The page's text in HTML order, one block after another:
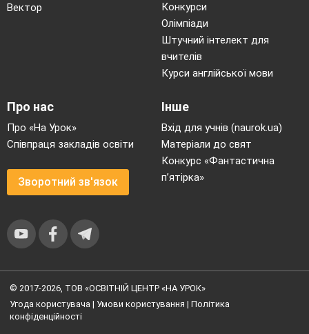
Вектор
Конкурси
Олімпіади
Штучний інтелект для
вчителів
Курси англійської мови
Про нас
Про «На Урок»
Співпраця закладів освіти
Зворотний зв'язок
Інше
Вхід для учнів (naurok.ua)
Матеріали до свят
Конкурс «Фантастична
п’ятірка»
© 2017-2026, ТОВ «ОСВІТНІЙ ЦЕНТР «НА УРОК»
Угода користувача | Умови користування | Політика
конфіденційності